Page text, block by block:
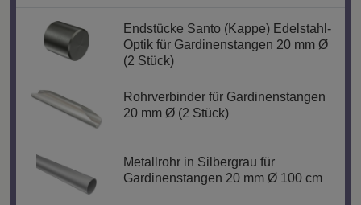
Endstücke Santo (Kappe) Edelstahl-
Optik für Gardinenstangen 20 mm Ø
(2 Stück)
Rohrverbinder für Gardinenstangen
20 mm Ø (2 Stück)
Metallrohr in Silbergrau für
Gardinenstangen 20 mm Ø 100 cm